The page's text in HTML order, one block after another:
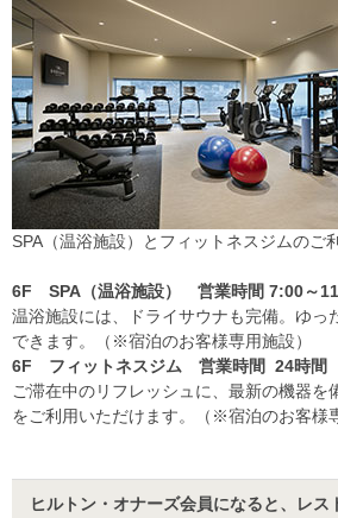
SPA（温浴施設）とフィットネスジムのご
6F SPA（温浴施設） 営業時間 7:00～
温浴施設には、ドライサウナも完備。ゆっ
できます。（※宿泊のお客様専用施設）
6F フィットネスジム 営業時間 24時間
ご滞在中のリフレッシュに、最新の機器を
をご利用いただけます。（※宿泊のお客様
ヒルトン・オナーズ会員になると、レス